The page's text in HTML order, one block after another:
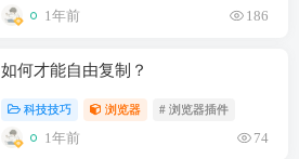
1年前 186
如何才能自由复制？
科技技巧 浏览器 # 浏览器插件
1年前 74